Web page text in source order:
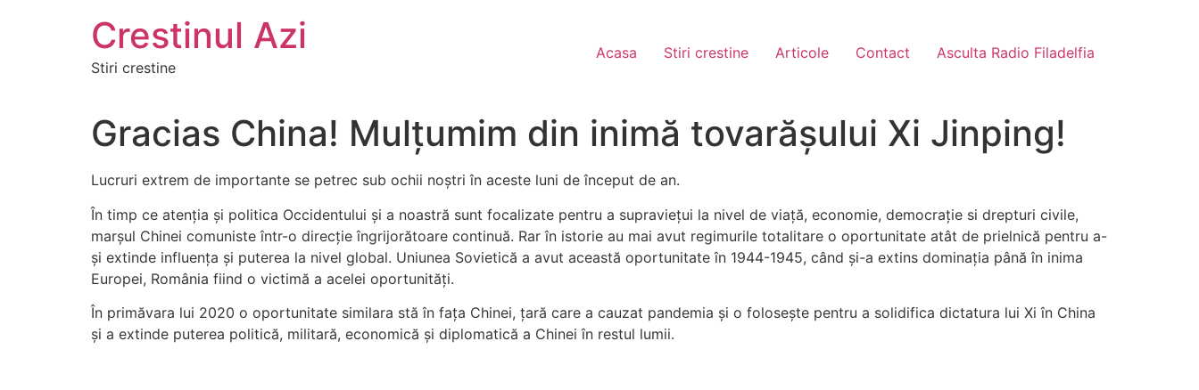
Crestinul Azi
Stiri crestine
Acasa Stiri crestine Articole Contact Asculta Radio Filadelfia
Gracias China! Mulțumim din inimă tovarăşului Xi Jinping!
Lucruri extrem de importante se petrec sub ochii noștri în aceste luni de început de an.
În timp ce atenția și politica Occidentului și a noastră sunt focalizate pentru a supraviețui la nivel de viață, economie, democrație si drepturi civile,
marșul Chinei comuniste într-o direcție îngrijorătoare continuă. Rar în istorie au mai avut regimurile totalitare o oportunitate atât de prielnică pentru a-
și extinde influența și puterea la nivel global. Uniunea Sovietică a avut această oportunitate în 1944-1945, când și-a extins dominația până în inima
Europei, România fiind o victimă a acelei oportunități.
În primăvara lui 2020 o oportunitate similara stă în fața Chinei, țară care a cauzat pandemia și o folosește pentru a solidifica dictatura lui Xi în China
și a extinde puterea politică, militară, economică și diplomatică a Chinei în restul lumii.